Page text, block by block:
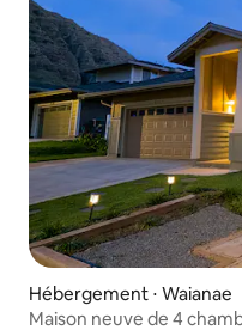
Hébergement ⋅ Waianae
Maison neuve de 4